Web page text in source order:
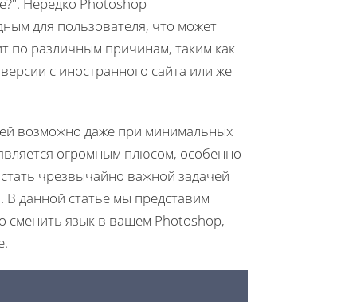
для пользователя, что может
по различным причинам, таким как
с иностранного сайта или же
возможно даже при минимальных
огромным плюсом, особенно
чрезвычайно важной задачей
данной статье мы представим
сменить язык в вашем Photoshop,